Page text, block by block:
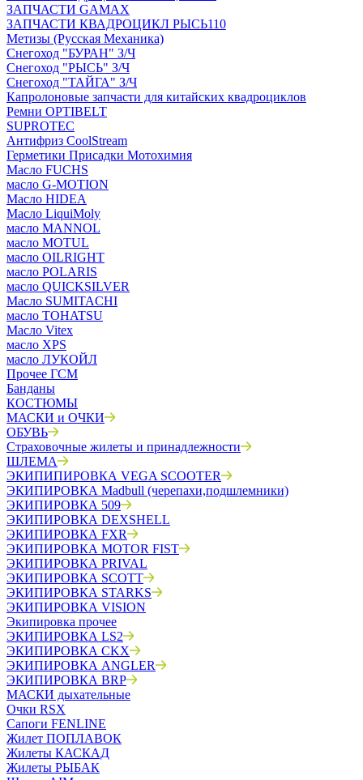
ЗАПЧАСТИ GAMAX
ЗАПЧАСТИ КВАДРОЦИКЛ РЫСЬ110
Метизы (Русская Механика)
Снегоход "БУРАН" З/Ч
Снегоход "РЫСЬ" З/Ч
Снегоход "ТАЙГА" З/Ч
Капролоновые запчасти для китайских квадроциклов
Ремни OPTIBELT
SUPROTEC
Антифриз CoolStream
Герметики Присадки Мотохимия
Масло FUCHS
масло G-MOTION
Масло HIDEA
Масло LiquiMoly
масло MANNOL
масло MOTUL
масло OILRIGHT
масло POLARIS
масло QUICKSILVER
Масло SUMITACHI
масло TOHATSU
Масло Vitex
масло XPS
масло ЛУКОЙЛ
Прочее ГСМ
Банданы
КОСТЮМЫ
МАСКИ и ОЧКИ
ОБУВЬ
Страховочные жилеты и принадлежности
ШЛЕМА
ЭКИПИПИРОВКА VEGA SCOOTER
ЭКИПИРОВКА Madbull (черепахи,подшлемники)
ЭКИПИРОВКА 509
ЭКИПИРОВКА DEXSHELL
ЭКИПИРОВКА FXR
ЭКИПИРОВКА MOTOR FIST
ЭКИПИРОВКА PRIVAL
ЭКИПИРОВКА SCOTT
ЭКИПИРОВКА STARKS
ЭКИПИРОВКА VISION
Экипировка прочее
ЭКИПИРОВКА LS2
ЭКИПИРОВКА CKX
ЭКИПИРОВКА ANGLER
ЭКИПИРОВКА BRP
МАСКИ дыхательные
Очки RSX
Сапоги FENLINE
Жилет ПОПЛАВОК
Жилеты КАСКАД
Жилеты РЫБАК